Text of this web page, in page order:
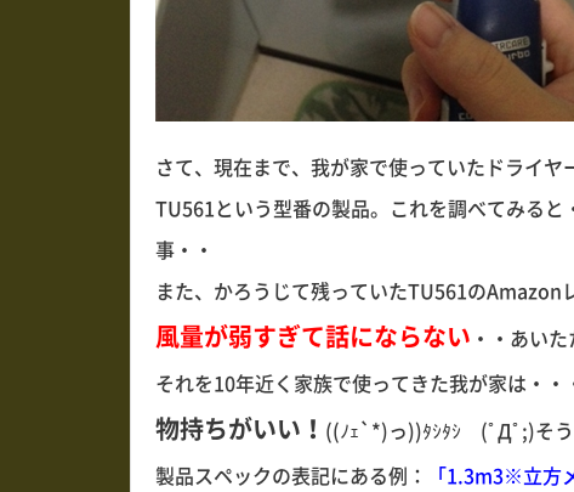
さて、現在まで、我が家で使っていたドライ
TU561という型番の製品。これを調べてみる
事・・
また、かろうじて残っていたTU561の
風量が弱すぎて話にならない ・・あい
それを10年近く家族で使ってきた我が家は・・
物持ちがいい！ ((ﾉｪ`*)っ))ﾀｼﾀｼ (ﾟДﾟ;)そう
製品スペックの表記にある例：
「1.3m3※立方